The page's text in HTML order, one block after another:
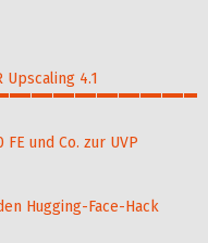
Upscaling 4.1
und Co. zur UVP
Hugging-Face-Hack